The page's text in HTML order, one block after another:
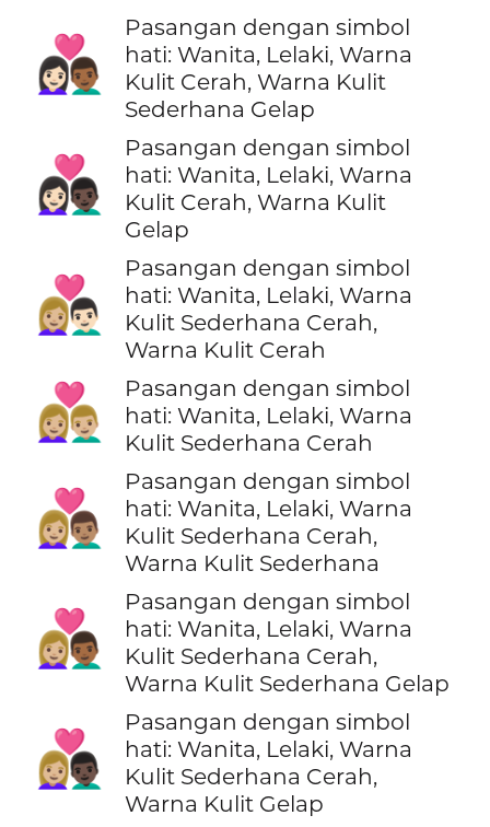
👩🏻‍❤️‍👨🏾
Pasangan dengan simbol
hati: Wanita, Lelaki, Warna
Kulit Cerah, Warna Kulit
Sederhana Gelap
👩🏻‍❤️‍👨🏿
Pasangan dengan simbol
hati: Wanita, Lelaki, Warna
Kulit Cerah, Warna Kulit
Gelap
👩🏼‍❤️‍👨🏻
Pasangan dengan simbol
hati: Wanita, Lelaki, Warna
Kulit Sederhana Cerah,
Warna Kulit Cerah
👩🏼‍❤️‍👨🏼
Pasangan dengan simbol
hati: Wanita, Lelaki, Warna
Kulit Sederhana Cerah
👩🏼‍❤️‍👨🏽
Pasangan dengan simbol
hati: Wanita, Lelaki, Warna
Kulit Sederhana Cerah,
Warna Kulit Sederhana
👩🏼‍❤️‍👨🏾
Pasangan dengan simbol
hati: Wanita, Lelaki, Warna
Kulit Sederhana Cerah,
Warna Kulit Sederhana Gelap
👩🏼‍❤️‍👨🏿
Pasangan dengan simbol
hati: Wanita, Lelaki, Warna
Kulit Sederhana Cerah,
Warna Kulit Gelap